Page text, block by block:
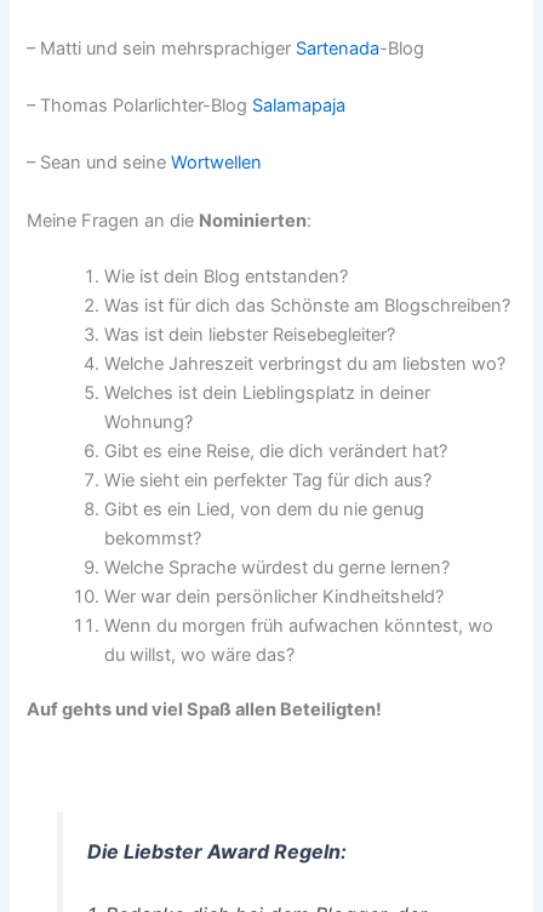
– Matti und sein mehrsprachiger Sartenada-Blog
– Thomas Polarlichter-Blog Salamapaja
– Sean und seineWortwellen
Meine Fragen an die Nominierten:
Wie ist dein Blog entstanden?
Was ist für dich das Schönste am Blogschreiben?
Was ist dein liebster Reisebegleiter?
Welche Jahreszeit verbringst du am liebsten wo?
Welches ist dein Lieblingsplatz in deiner
Wohnung?
Gibt es eine Reise, die dich verändert hat?
Wie sieht ein perfekter Tag für dich aus?
Gibt es ein Lied, von dem du nie genug
bekommst?
Welche Sprache würdest du gerne lernen?
Wer war dein persönlicher Kindheitsheld?
Wenn du morgen früh aufwachen könntest, wo
du willst, wo wäre das?
Auf gehts und viel Spaß allen Beteiligten!
Die Liebster Award Regeln: